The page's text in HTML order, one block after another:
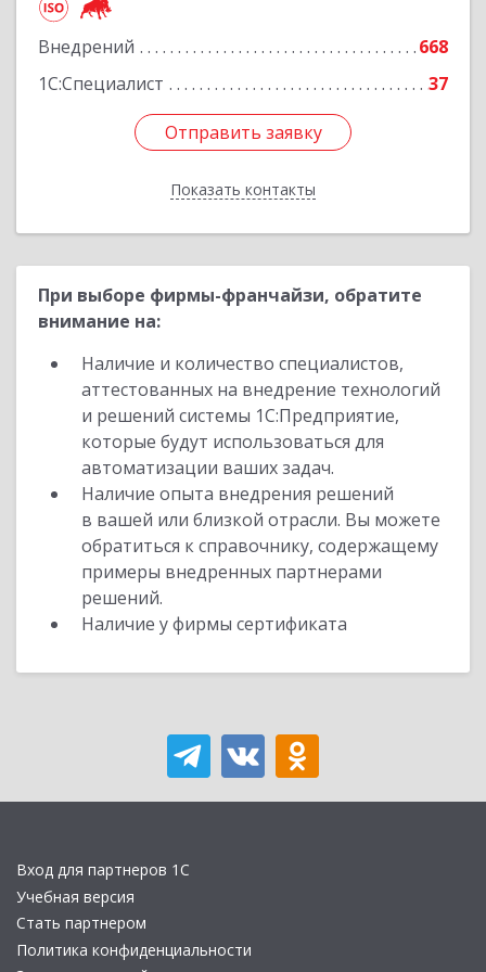
Внедрений
668
1С:Специалист
37
Отправить заявку
Показать контакты
Отправить заявку
Назад
При выборе фирмы-франчайзи, обратите
внимание на:
Наличие и количество специалистов,
аттестованных на внедрение технологий
и решений системы 1С:Предприятие,
которые будут использоваться для
автоматизации ваших задач.
Наличие опыта внедрения решений
в вашей или близкой отрасли. Вы можете
обратиться к справочнику, содержащему
примеры внедренных партнерами
решений.
Наличие у фирмы сертификата
Вход для партнеров 1С
Учебная версия
Стать партнером
Политика конфиденциальности